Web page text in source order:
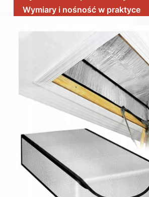
Wymiary i nośność w praktyce